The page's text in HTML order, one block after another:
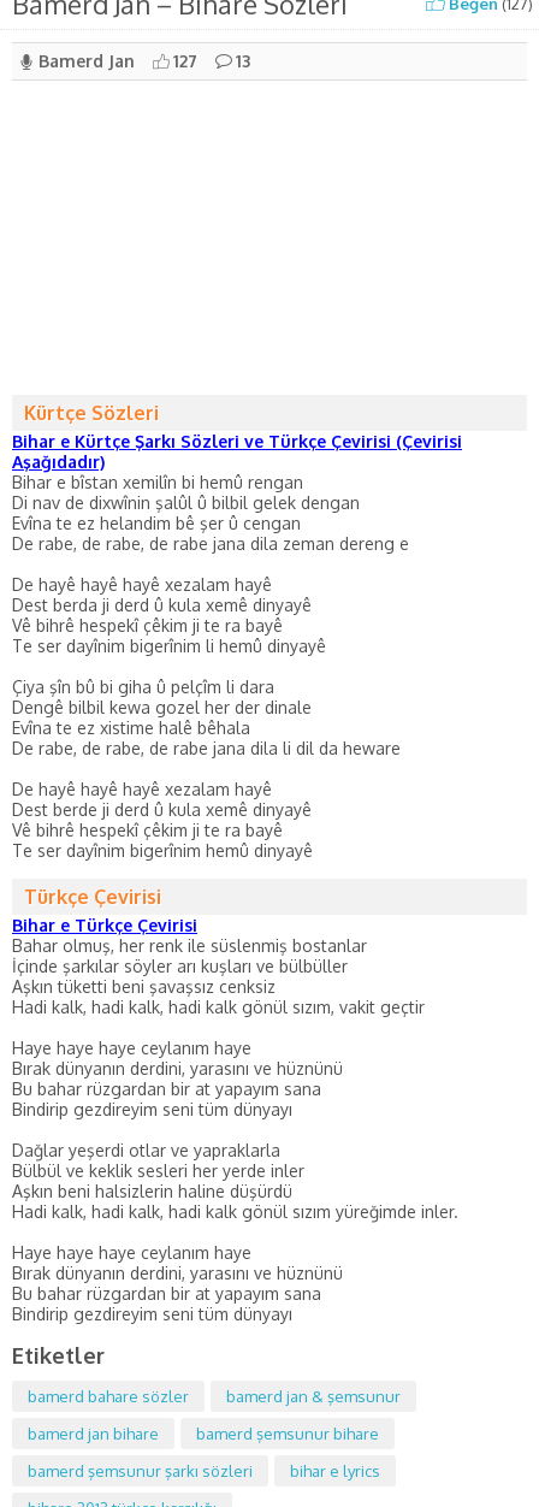
Bamerd Jan 127 13
Kürtçe Sözleri
Bihar e Kürtçe Şarkı Sözleri ve Türkçe Çevirisi (Çevirisi
Aşağıdadır)
Bihar e bîstan xemilîn bi hemû rengan
Di nav de dixwînin şalûl û bilbil gelek dengan
Evîna te ez helandim bê şer û cengan
De rabe, de rabe, de rabe jana dila zeman dereng e
De hayê hayê hayê xezalam hayê
Dest berda ji derd û kula xemê dinyayê
Vê bihrê hespekî çêkim ji te ra bayê
Te ser dayînim bigerînim li hemû dinyayê
Çiya şîn bû bi giha û pelçîm li dara
Dengê bilbil kewa gozel her der dinale
Evîna te ez xistime halê bêhala
De rabe, de rabe, de rabe jana dila li dil da heware
De hayê hayê hayê xezalam hayê
Dest berde ji derd û kula xemê dinyayê
Vê bihrê hespekî çêkim ji te ra bayê
Te ser dayînim bigerînim hemû dinyayê
Türkçe Çevirisi
Bihar e Türkçe Çevirisi
Bahar olmuş, her renk ile süslenmiş bostanlar
İçinde şarkılar söyler arı kuşları ve bülbüller
Aşkın tüketti beni şavaşsız cenksiz
Hadi kalk, hadi kalk, hadi kalk gönül sızım, vakit geçtir
Haye haye haye ceylanım haye
Bırak dünyanın derdini, yarasını ve hüznünü
Bu bahar rüzgardan bir at yapayım sana
Bindirip gezdireyim seni tüm dünyayı
Dağlar yeşerdi otlar ve yapraklarla
Bülbül ve keklik sesleri her yerde inler
Aşkın beni halsizlerin haline düşürdü
Hadi kalk, hadi kalk, hadi kalk gönül sızım yüreğimde inler.
Haye haye haye ceylanım haye
Bırak dünyanın derdini, yarasını ve hüznünü
Bu bahar rüzgardan bir at yapayım sana
Bindirip gezdireyim seni tüm dünyayı
Etiketler
bamerd bahare sözler
bamerd jan & şemsunur
bamerd jan bihare
bamerd şemsunur bihare
bamerd şemsunur şarkı sözleri
bihar e lyrics